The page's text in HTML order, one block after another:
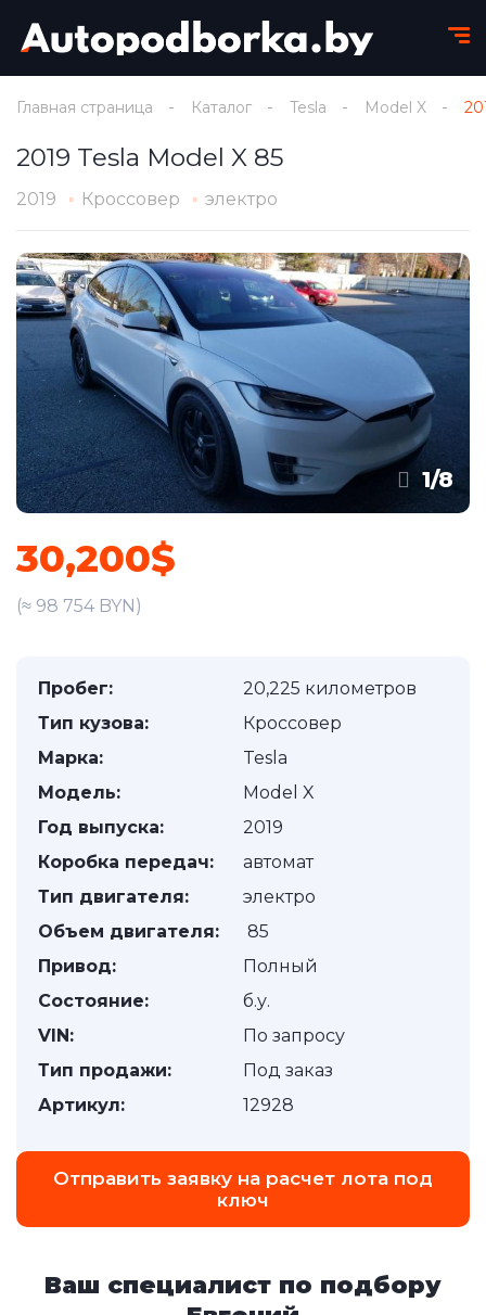
Главная страница Каталог Tesla Model X
2019 Tesla Model X 85
2019 Кроссовер электро
1/8
30,200$
(≈ 98 754 BYN)
Пробег:
20,225 километров
Тип кузова:
Кроссовер
Марка:
Tesla
Модель:
Model X
Год выпуска:
2019
Коробка передач:
автомат
Тип двигателя:
электро
Объем двигателя:
85
Привод:
Полный
Состояние:
б.у.
VIN:
По запросу
Тип продажи:
Под заказ
Артикул:
12928
Отправить заявку на расчет лота под
ключ
Ваш специалист по подбору